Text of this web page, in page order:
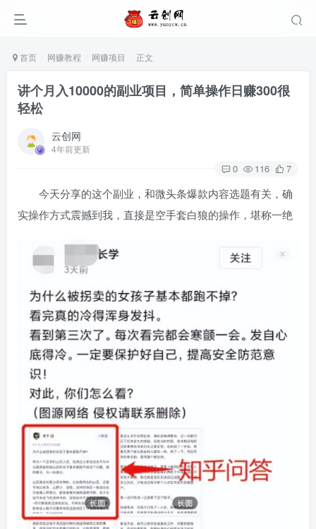
首页 网赚教程 网赚项目 正文
讲个月入10000的副业项目，简单操作日赚300很
轻松
云创网
4年前更新
0 116 7
今天分享的这个副业，和微头条爆款内容选题有关，确
实操作方式震撼到我，直接是空手套白狼的操作，堪称一绝